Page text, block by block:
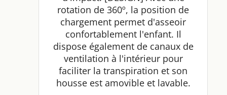
rotation de 360º, la position de
chargement permet d'asseoir
confortablement l'enfant. Il
dispose également de canaux de
ventilation à l'intérieur pour
faciliter la transpiration et son
housse est amovible et lavable.